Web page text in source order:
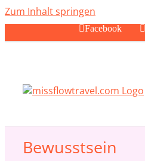
Zum Inhalt springen
Facebook
Bewusstsein